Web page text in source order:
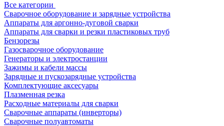
Все категории
Сварочное оборудование и зарядные устройства
Аппараты для аргонно-дуговой сварки
Аппараты для сварки и резки пластиковых труб
Бензорезы
Газосварочное оборудование
Генераторы и электростанции
Зажимы и кабели массы
Зарядные и пускозарядные устройства
Комплектующие аксесуары
Плазменная резка
Расходные материалы для сварки
Сварочные аппараты (инверторы)
Сварочные полуавтоматы